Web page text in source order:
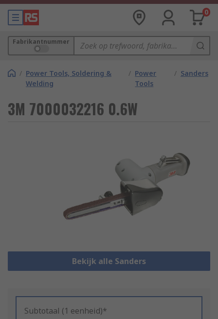
0
Fabrikantnummer
/ Power Tools, Soldering &
Welding
/ Power
Tools
/ Sanders
3M 7000032216 0.6W
Bekijk alle Sanders
Subtotaal (1 eenheid)*